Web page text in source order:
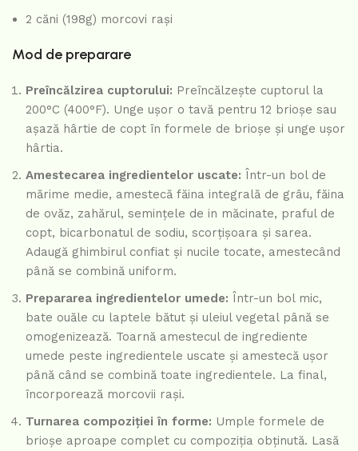
2 căni (198g) morcovi rași
Mod de preparare
Preîncălzirea cuptorului: Preîncălzește cuptorul la
200°C (400°F). Unge ușor o tavă pentru 12 brioșe sau
așază hârtie de copt în formele de brioșe și unge ușor
hârtia.
Amestecarea ingredientelor uscate: Într-un bol de
mărime medie, amestecă făina integrală de grâu, făina
de ovăz, zahărul, semințele de in măcinate, praful de
copt, bicarbonatul de sodiu, scorțișoara și sarea.
Adaugă ghimbirul confiat și nucile tocate, amestecând
până se combină uniform.
Prepararea ingredientelor umede: Într-un bol mic,
bate ouăle cu laptele bătut și uleiul vegetal până se
omogenizează. Toarnă amestecul de ingrediente
umede peste ingredientele uscate și amestecă ușor
până când se combină toate ingredientele. La final,
încorporează morcovii rași.
Turnarea compoziției în forme: Umple formele de
brioșe aproape complet cu compoziția obținută. Lasă